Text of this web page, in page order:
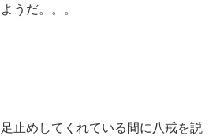
うだ。。。
止めしてくれている間に八戒を説